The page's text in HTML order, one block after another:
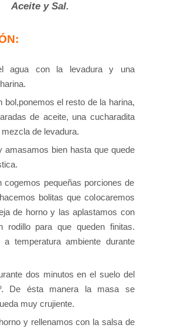
Aceite y Sal.
agua con la levadura y una
bol,ponemos el resto de la harina,
de aceite, una cucharadita
de levadura.
amasamos bien hasta que quede
cogemos pequeñas porciones de
bolitas que colocaremos
de horno y las aplastamos con
rodillo para que queden finitas.
a temperatura ambiente durante
dos minutos en el suelo del
De ésta manera la masa se
muy crujiente.
y rellenamos con la salsa de